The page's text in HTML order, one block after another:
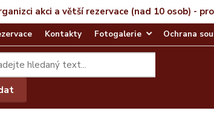
akci a větší rezervace (nad 10 osob) -
Kontakty Fotogalerie Ochrana